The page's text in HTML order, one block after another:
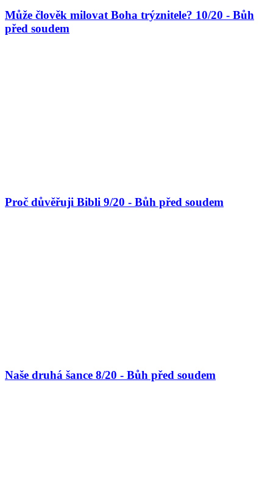
Může člověk milovat Boha trýznitele? 10/20 - Bůh
před soudem
Proč důvěřuji Bibli 9/20 - Bůh před soudem
Naše druhá šance 8/20 - Bůh před soudem